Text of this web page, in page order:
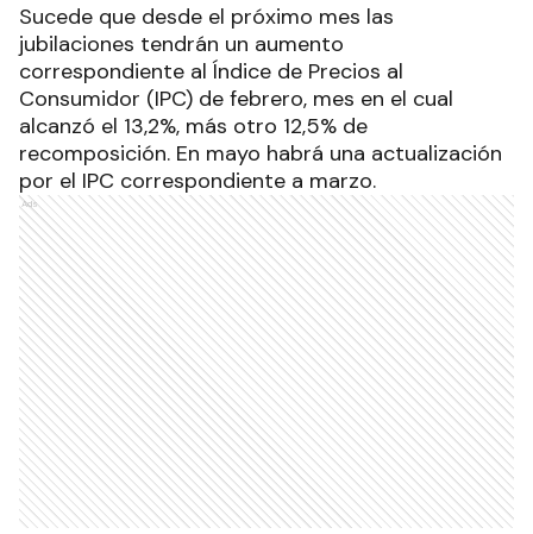
Sucede que desde el próximo mes las
jubilaciones tendrán un aumento
correspondiente al Índice de Precios al
Consumidor (IPC) de febrero, mes en el cual
alcanzó el 13,2%, más otro 12,5% de
recomposición. En mayo habrá una actualización
por el IPC correspondiente a marzo.
Ads